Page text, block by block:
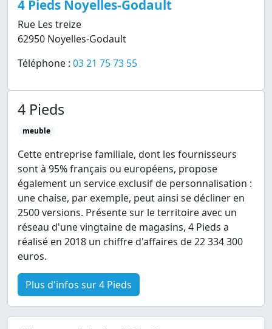
4 Pieds Noyelles-Godault
Rue Les treize
62950 Noyelles-Godault
Téléphone : 03 21 75 73 55
4 Pieds
meuble
Cette entreprise familiale, dont les fournisseurs
sont à 95% français ou européens, propose
également un service exclusif de personnalisation :
une chaise, par exemple, peut ainsi se décliner en
2500 versions. Présente sur le territoire avec un
réseau d'une vingtaine de magasins, 4 Pieds a
réalisé en 2018 un chiffre d'affaires de 22 334 300
euros.
Plus d'infos sur 4 Pieds